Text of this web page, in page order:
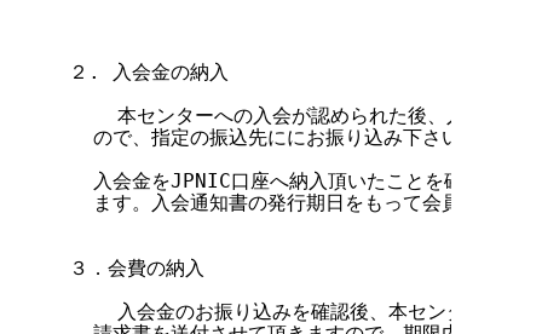
２. 入会金の納入
本センターへの入会が認められた後、入会金請
  ので、指定の振込先ににお振り込み下さい。
入会金をJPNIC口座へ納入頂いたことを確認した
ます。入会通知書の発行期日をもって会員の資格
３．会費の納入
入会金のお振り込みを確認後、本センター正会